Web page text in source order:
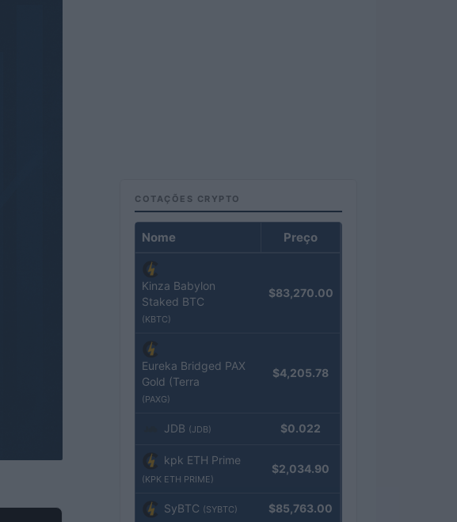
COTAÇÕES CRYPTO
Nome Preço
Kinza Babylon
Staked BTC
(KBTC)
$83,270.00
Eureka Bridged PAX
Gold (Terra
(PAXG)
$4,205.78
JDB (JDB) $0.022
kpk ETH Prime
(KPK ETH PRIME)
$2,034.90
SyBTC (SYBTC) $85,763.00